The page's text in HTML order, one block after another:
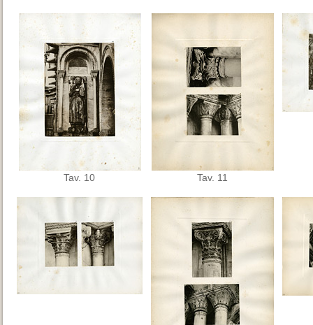
Tav. 10 Tav. 11